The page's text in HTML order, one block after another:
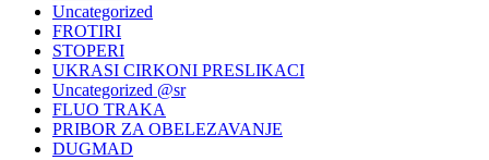
Uncategorized
FROTIRI
STOPERI
UKRASI CIRKONI PRESLIKACI
Uncategorized @sr
FLUO TRAKA
PRIBOR ZA OBELEZAVANJE
DUGMAD